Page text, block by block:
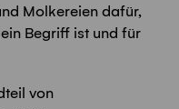
Molkereien dafür,
Begriff ist und für
von